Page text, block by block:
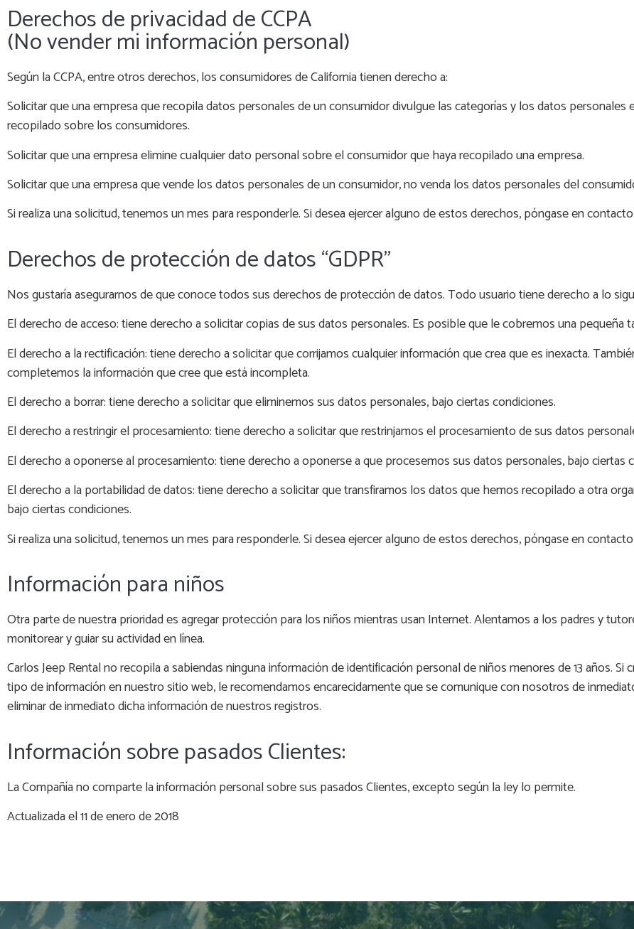
Derechos de privacidad de CCPA
(No vender mi información personal)
Según la CCPA, entre otros derechos, los consumidores de California tienen derecho a:
Solicitar que una empresa que recopila datos personales de un consumidor divulgue las categorías y los datos personales
recopilado sobre los consumidores.
Solicitar que una empresa elimine cualquier dato personal sobre el consumidor que haya recopilado una empresa.
Solicitar que una empresa que vende los datos personales de un consumidor, no venda los datos personales del
Si realiza una solicitud, tenemos un mes para responderle. Si desea ejercer alguno de estos derechos, póngase en
Derechos de protección de datos “GDPR”
Nos gustaría asegurarnos de que conoce todos sus derechos de protección de datos. Todo usuario tiene derecho a lo
El derecho de acceso: tiene derecho a solicitar copias de sus datos personales. Es posible que le cobremos una pequeña
El derecho a la rectificación: tiene derecho a solicitar que corrijamos cualquier información que crea que es inexacta.
completemos la información que cree que está incompleta.
El derecho a borrar: tiene derecho a solicitar que eliminemos sus datos personales, bajo ciertas condiciones.
El derecho a restringir el procesamiento: tiene derecho a solicitar que restrinjamos el procesamiento de sus datos
El derecho a oponerse al procesamiento: tiene derecho a oponerse a que procesemos sus datos personales, bajo ciertas
El derecho a la portabilidad de datos: tiene derecho a solicitar que transfiramos los datos que hemos recopilado a otra
bajo ciertas condiciones.
Si realiza una solicitud, tenemos un mes para responderle. Si desea ejercer alguno de estos derechos, póngase en
Información para niños
Otra parte de nuestra prioridad es agregar protección para los niños mientras usan Internet. Alentamos a los padres y
monitorear y guiar su actividad en línea.
Carlos Jeep Rental no recopila a sabiendas ninguna información de identificación personal de niños menores de 13 años.
tipo de información en nuestro sitio web, le recomendamos encarecidamente que se comunique con nosotros de
eliminar de inmediato dicha información de nuestros registros.
Información sobre pasados Clientes:
La Compañía no comparte la información personal sobre sus pasados Clientes, excepto según la ley lo permite.
Actualizada el 11 de enero de 2018